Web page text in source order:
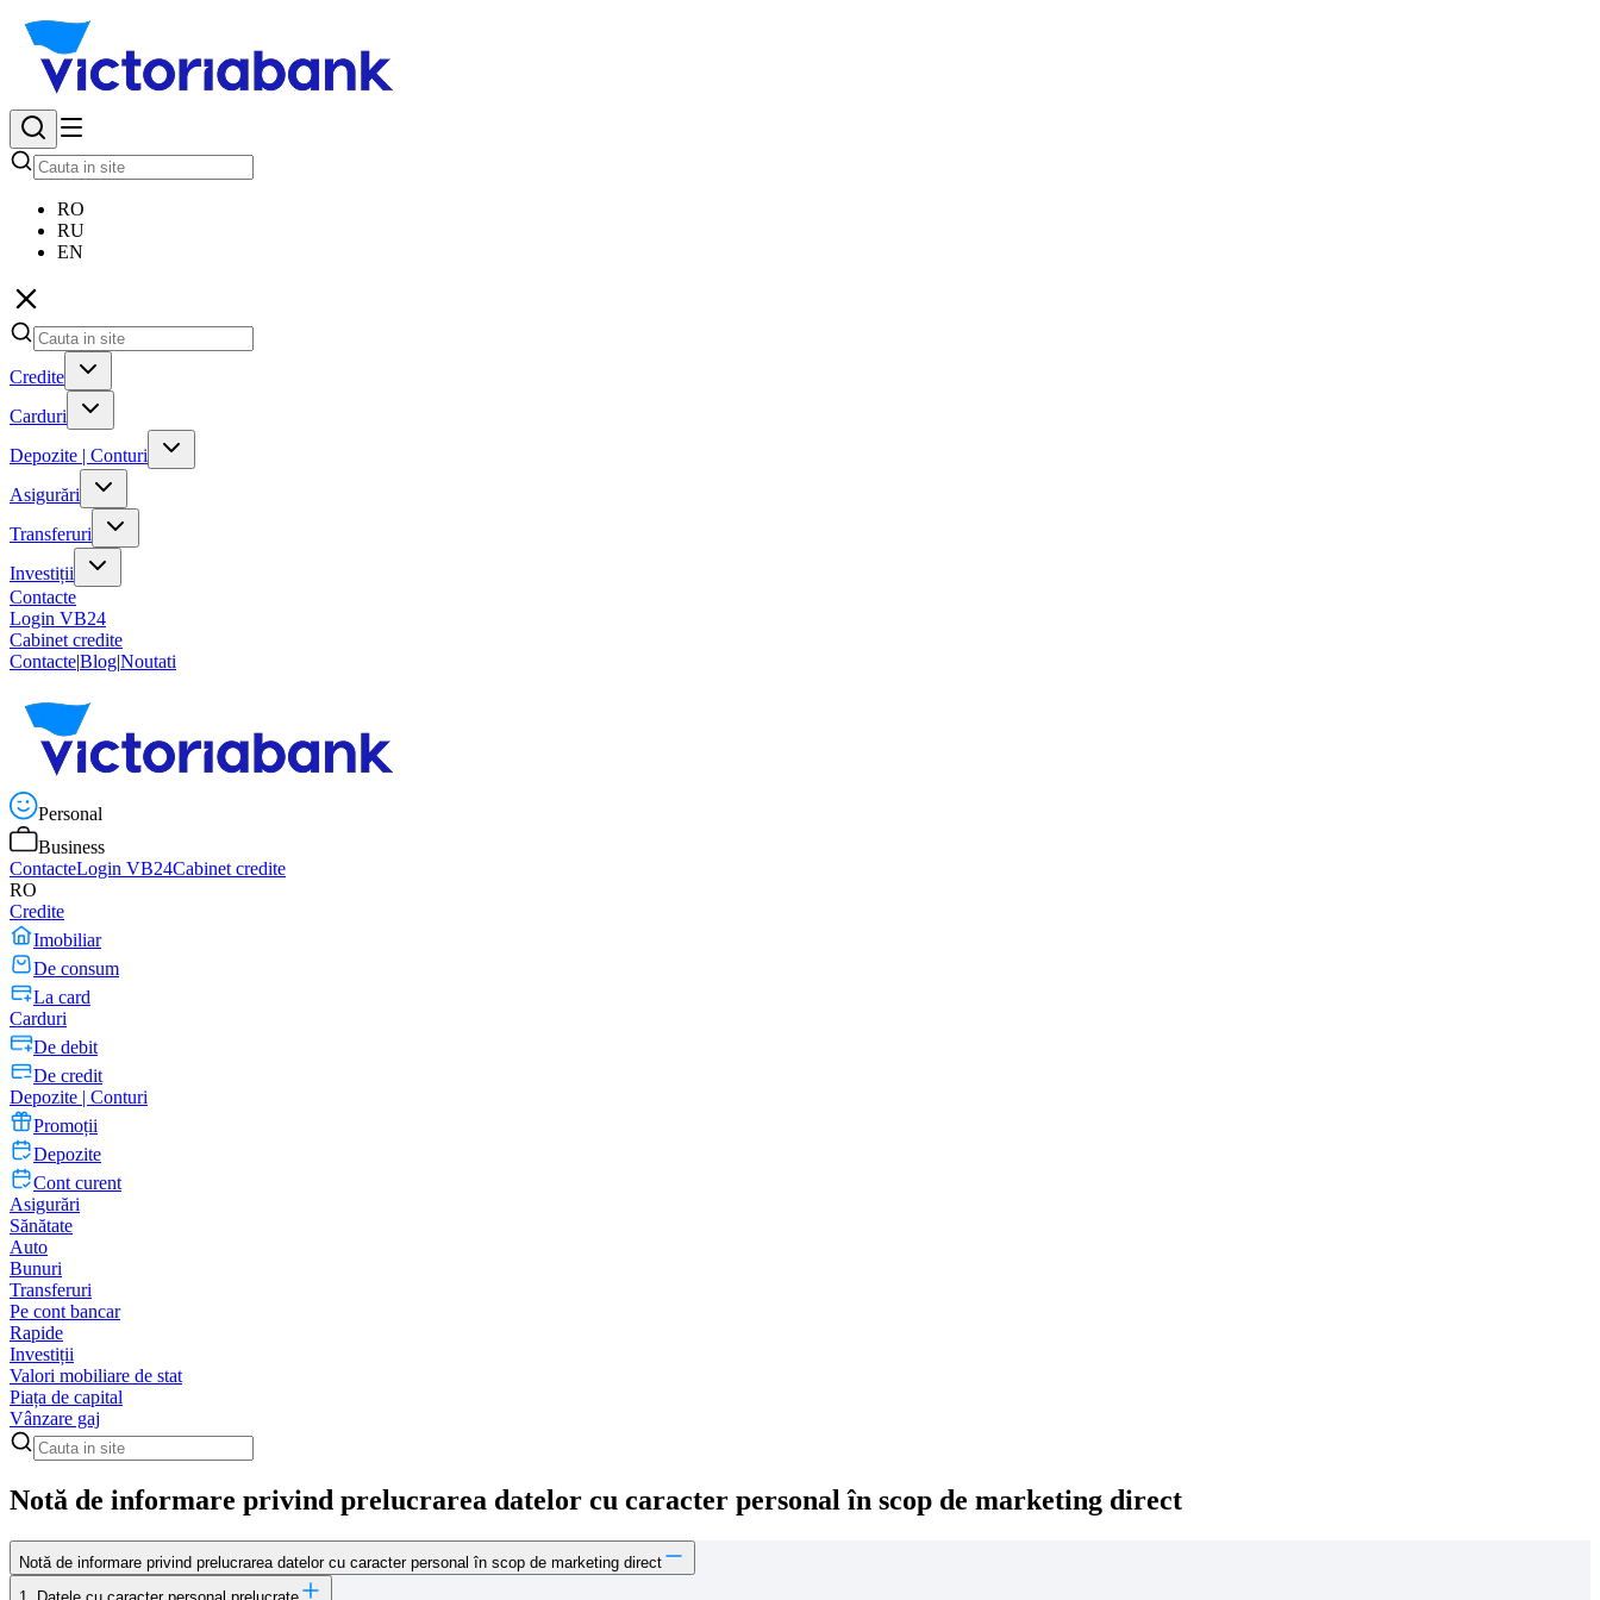
RO
RU
EN
Credite
Carduri
Depozite | Conturi
Asigurări
Transferuri
Investiții
Contacte
Login VB24
Cabinet credite
Contacte|Blog|Noutati
Personal
Business
ContacteLogin VB24Cabinet credite
RO
Credite
Imobiliar
De consum
La card
Carduri
De debit
De credit
Depozite | Conturi
Promoții
Depozite
Cont curent
Asigurări
Sănătate
Auto
Bunuri
Transferuri
Pe cont bancar
Rapide
Investiții
Valori mobiliare de stat
Piața de capital
Vânzare gaj
Notă de informare privind prelucrarea datelor cu caracter personal în scop de marketing direct
Notă de informare privind prelucrarea datelor cu caracter personal în scop de marketing direct